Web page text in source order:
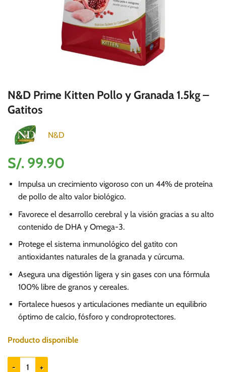
N&D Prime Kitten Pollo y Granada 1.5kg –
Gatitos
N&D
S/. 99.90
Impulsa un crecimiento vigoroso con un 44% de proteína
de pollo de alto valor biológico.
Favorece el desarrollo cerebral y la visión gracias a su alto
contenido de DHA y Omega-3.
Protege el sistema inmunológico del gatito con
antioxidantes naturales de la granada y cúrcuma.
Asegura una digestión ligera y sin gases con una fórmula
100% libre de granos y cereales.
Fortalece huesos y articulaciones mediante un equilibrio
óptimo de calcio, fósforo y condroprotectores.
Producto disponible
N&D Prime Kitten Pollo y Granada 1.5kg - Gatitos cantidad